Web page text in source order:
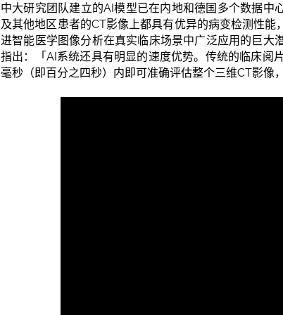
中大研究团队建立的AI模型已在内地和德国多个数据
及其他地区患者的CT影像上都具有优异的病变检测性
进智能医学图像分析在真实临床场景中广泛应用的巨大
指出：「AI系统还具有明显的速度优势。传统的临床阅
毫秒（即百分之四秒）内即可准确评估整个三维CT影像